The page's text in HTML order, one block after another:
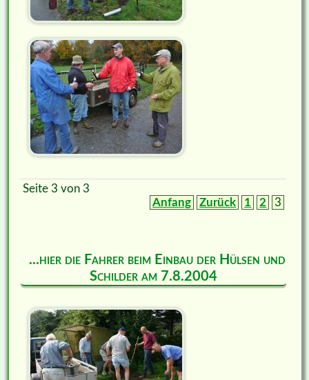
Seite 3 von 3
Anfang
Zurück 1 2 3
...hier die Fahrer beim Einbau der Hülsen und
Schilder am 7.8.2004